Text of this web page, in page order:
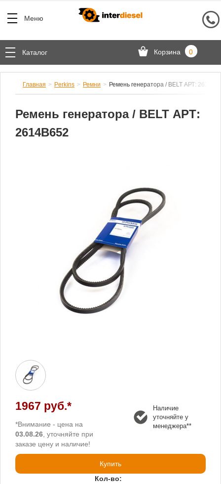
Меню
Каталог Корзина 0
Главная Perkins Ремни Ремень генератора / BELT АРТ:
Ремень генератора / BELT АРТ:
2614B652
1967 руб.*
*Внимание - цена на
03.08.26 , уточняйте при
заказе цену и наличие!
Наличие
уточняйте у
менеджера**
Купить
Кол-во: